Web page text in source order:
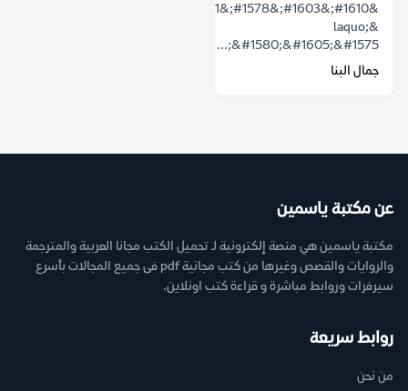
&laquo;
&#1580;&#1605;&#1575;...
جمال البنا
عن مكتبة ياسمين
مكتبة ياسمين هي منصة إلكترونية لـ تحميل الكتب مجانا العربية والمترجمة
والروايات والقصص وغيرها من كتب مجانية pdf فى جميع المجالات بأسرع
سيرفرات وروابط مباشرة و قراءة كتب اونلاين.
روابط سريعة
من نحن